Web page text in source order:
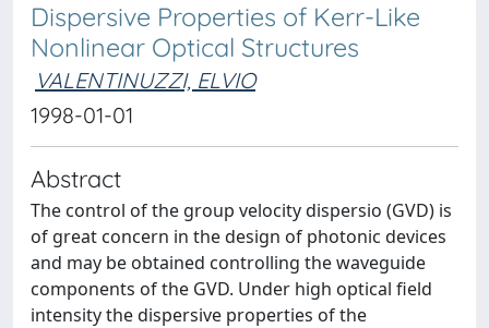
Dispersive Properties of Kerr-Like
Nonlinear Optical Structures
VALENTINUZZI, ELVIO
1998-01-01
Abstract
The control of the group velocity dispersio (GVD) is
of great concern in the design of photonic devices
and may be obtained controlling the waveguide
components of the GVD. Under high optical field
intensity the dispersive properties of the